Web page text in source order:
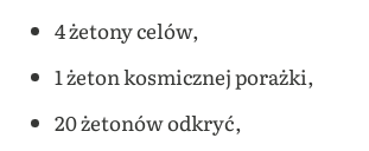
4 żetony celów,
1 żeton kosmicznej porażki,
20 żetonów odkryć,